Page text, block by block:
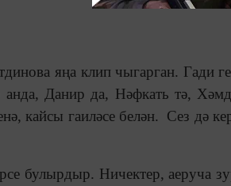
яңа клип чыгарган. Гади
анда, Данир да, Нәфкать тә,
кайсы гаиләсе белән. Сез дә
булырдыр. Ничектер, аеруча